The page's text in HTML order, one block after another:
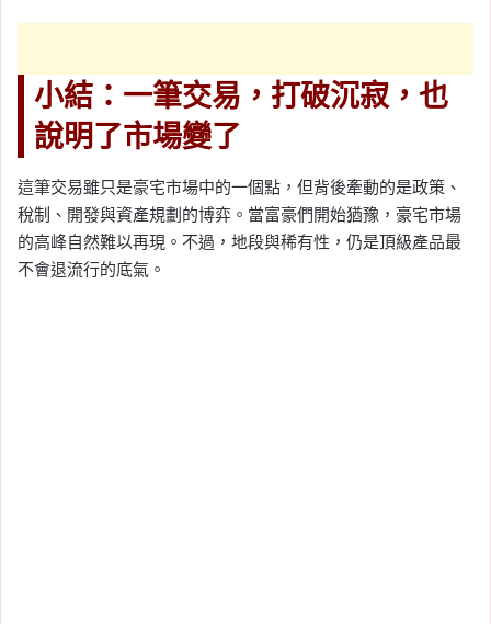
小結：一筆交易，打破沉寂，也
說明了市場變了
這筆交易雖只是豪宅市場中的一個點，但背後牽動的是政策、
稅制、開發與資產規劃的博弈。當富豪們開始猶豫，豪宅市場
的高峰自然難以再現。不過，地段與稀有性，仍是頂級產品最
不會退流行的底氣。